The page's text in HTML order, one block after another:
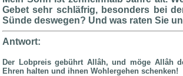
Gebet sehr schläfrig, besonders bei
Sünde deswegen? Und was raten Sie
Antwort:
Der Lobpreis gebührt Allâh, und möge Allâh
Ehren halten und ihnen Wohlergehen schenken!